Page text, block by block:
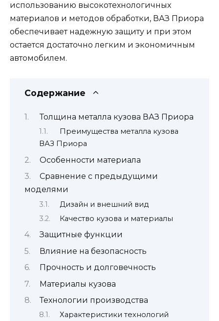
использованию высокотехнологичных
материалов и методов обработки, ВАЗ Приора
обеспечивает надежную защиту и при этом
остается достаточно легким и экономичным
автомобилем.
Содержание
Толщина металла кузова ВАЗ Приора
Преимущества металла кузова
ВАЗ Приора
Особенности материала
Сравнение с предыдущими
моделями
Дизайн и внешний вид
Качество кузова и материалы
Защитные функции
Влияние на безопасность
Прочность и долговечность
Материалы кузова
Технологии производства
Характеристики технологий